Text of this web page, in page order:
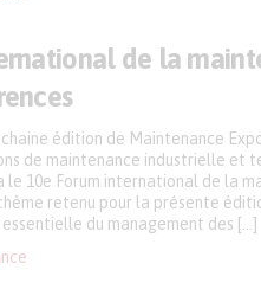
de la
édition de Maintenance
de maintenance industrielle et
le 10e Forum international de la
retenu pour la présente
du management des […]